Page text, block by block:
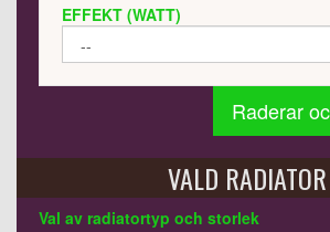
EFFEKT (WATT)
Raderar
VALD RADIATOR
Val av radiatortyp och storlek